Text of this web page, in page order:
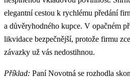
elegantní cestou k rychlému předání
a důvěryhodného kupce. V opačném
likvidace bezpečnější, protože firmu
závazky už vás nedostihnou.
Příklad: Paní Novotná se rozhodla